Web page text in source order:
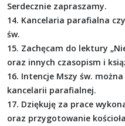
Serdecznie zapraszamy.
14. Kancelaria parafialna
św.
15. Zachęcam do lektury
oraz innych czasopism i
16. Intencje Mszy św.
kancelarii parafialnej.
17. Dziękuję za prace
oraz przygotowanie